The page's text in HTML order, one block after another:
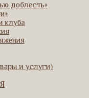
доблесть»
клуба
и услуги)